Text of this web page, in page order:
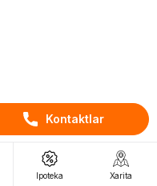
Kontaktlar
Ipoteka Xarita